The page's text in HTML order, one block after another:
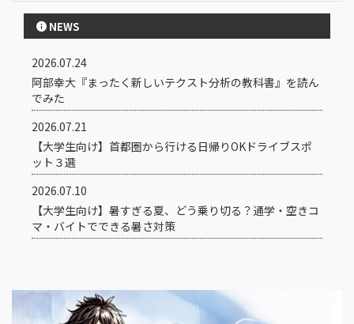
NEWS
2026.07.24
阿部幸大『まったく新しいテクスト分析の教科書』を読ん
でみた
2026.07.21
【大学生向け】首都圏から行ける日帰りOKドライブスポ
ット３選
2026.07.10
【大学生向け】暑すぎる夏、どう乗り切る？通学・空きコ
マ・バイトでできる暑さ対策